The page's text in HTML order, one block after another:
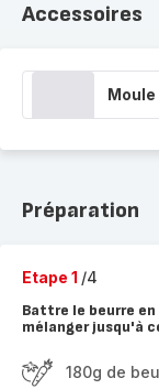
Accessoires
Préparation
Etape 1 /4
Battre le beurre
mélanger jusqu'à
180g de